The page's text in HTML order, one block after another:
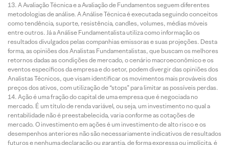
A Avaliação Técnica e a Avaliação de Fundamentos seguem diferentes
metodologias de análise. A Análise Técnica é executada seguindo conceitos
como tendência, suporte, resistência, candles, volumes, médias móveis
entre outros. Já a Análise Fundamentalista utiliza como informação os
resultados divulgados pelas companhias emissoras e suas projeções. Desta
forma, as opiniões dos Analistas Fundamentalistas, que buscam os melhores
retornos dadas as condições de mercado, o cenário macroeconômico e os
eventos específicos da empresa e do setor, podem divergir das opiniões dos
Analistas Técnicos, que visam identificar os movimentos mais prováveis dos
preços dos ativos, com utilização de “stops” para limitar as possíveis perdas.
Ação é uma fração do capital de uma empresa que é negociada no
mercado. É um título de renda variável, ou seja, um investimento no qual a
rentabilidade não é preestabelecida, varia conforme as cotações de
mercado. O investimento em ações é um investimento de alto risco e os
desempenhos anteriores não são necessariamente indicativos de resultados
futuros e nenhuma declaração ou garantia, de forma expressa ou implícita, é